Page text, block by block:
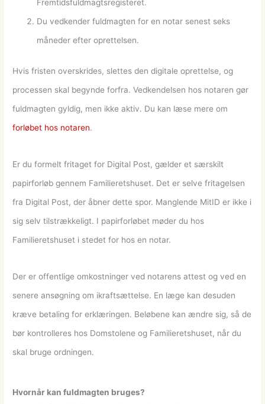
Fremtidsfuldmagtsregisteret.
Du vedkender fuldmagten for en notar senest seks
måneder efter oprettelsen.
Hvis fristen overskrides, slettes den digitale oprettelse, og
processen skal begynde forfra. Vedkendelsen hos notaren gør
fuldmagten gyldig, men ikke aktiv. Du kan læse mere om
forløbet hos notaren.
Er du formelt fritaget for Digital Post, gælder et særskilt
papirforløb gennem Familieretshuset. Det er selve fritagelsen
fra Digital Post, der åbner dette spor. Manglende MitID er ikke i
sig selv tilstrækkeligt. I papirforløbet møder du hos
Familieretshuset i stedet for hos en notar.
Der er offentlige omkostninger ved notarens attest og ved en
senere ansøgning om ikraftsættelse. En læge kan desuden
kræve betaling for erklæringen. Beløbene kan ændre sig, så de
bør kontrolleres hos Domstolene og Familieretshuset, når du
skal bruge ordningen.
Hvornår kan fuldmagten bruges?